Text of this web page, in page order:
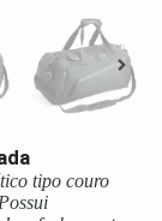
tipo couro